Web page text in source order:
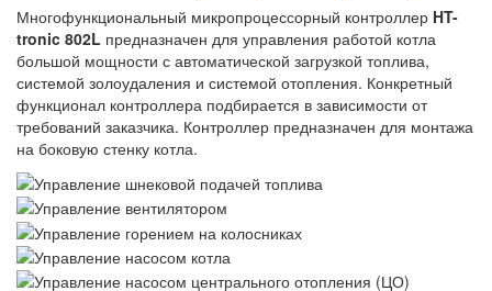
Многофункциональный микропроцессорный контроллер HT-
tronic 802L предназначен для управления работой котла
большой мощности с автоматической загрузкой топлива,
системой золоудаления и системой отопления. Конкретный
функционал контроллера подбирается в зависимости от
требований заказчика. Контроллер предназначен для монтажа
на боковую стенку котла.